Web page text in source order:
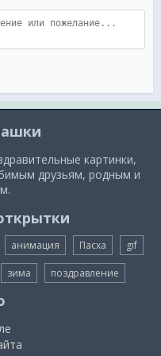
картинки,
друзьям, родным и
анимация Пасха gif
зима поздравление